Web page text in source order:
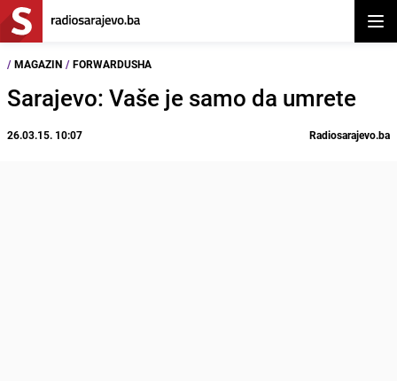
/ MAGAZIN / FORWARDUSHA
Sarajevo: Vaše je samo da umrete
26.03.15. 10:07 Radiosarajevo.ba